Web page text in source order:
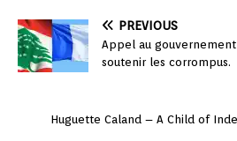
PREVIOUS
Appel au
soutenir les corrompus.
Huguette Caland – A Child of